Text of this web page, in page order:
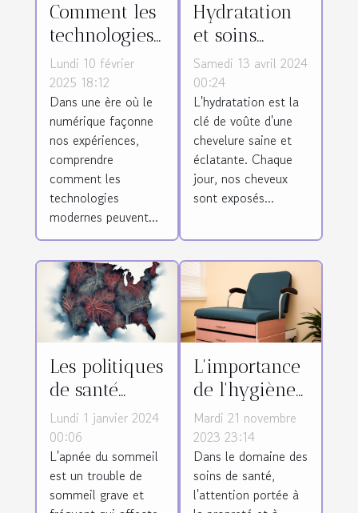
Comment les
technologies
modernes
peuvent
enrichir
votre
quotidien
Lundi 10 février
2025 18:12
Dans une ère où le
numérique façonne
nos expériences,
comprendre
comment les
technologies
modernes peuvent...
Hydratation
et soins
capillaires :
l'importance
de l'eau pour
vos cheveux
Samedi 13 avril 2024
00:24
L'hydratation est la
clé de voûte d'une
chevelure saine et
éclatante. Chaque
jour, nos cheveux
sont exposés...
Les politiques
de santé
publique face
à l'apnée du
sommeil
Lundi 1 janvier 2024
00:06
L'apnée du sommeil
est un trouble de
sommeil grave et
L'importance
de l'hygiène
et du
nettoyage des
divans
d'examen
médical
Mardi 21 novembre
2023 23:14
Dans le domaine des
soins de santé,
l'attention portée à